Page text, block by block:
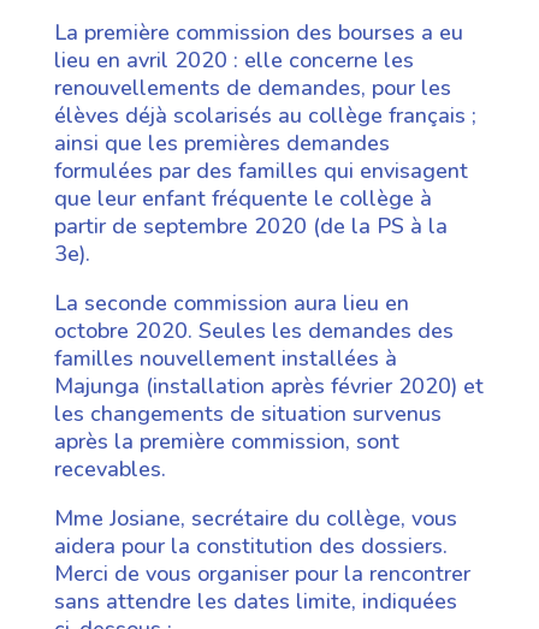
La première commission des bourses a eu
lieu en avril 2020 : elle concerne les
renouvellements de demandes, pour les
élèves déjà scolarisés au collège français ;
ainsi que les premières demandes
formulées par des familles qui envisagent
que leur enfant fréquente le collège à
partir de septembre 2020 (de la PS à la
3e).
La seconde commission aura lieu en
octobre 2020. Seules les demandes des
familles nouvellement installées à
Majunga (installation après février 2020) et
les changements de situation survenus
après la première commission, sont
recevables.
Mme Josiane, secrétaire du collège, vous
aidera pour la constitution des dossiers.
Merci de vous organiser pour la rencontrer
sans attendre les dates limite, indiquées